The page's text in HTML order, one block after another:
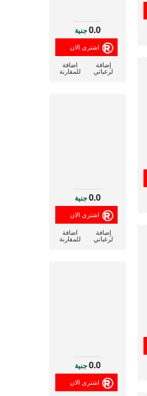
0.0جنية
إضافة
لرغباتي
اضافة
للمقارنة
0.0جنية
إضافة
لرغباتي
اضافة
للمقارنة
0.0جنية